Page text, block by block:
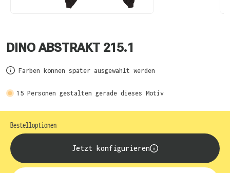
DINO ABSTRAKT 215.1
Farben können später ausgewählt werden
15 Personen gestalten gerade dieses Motiv
Bestelloptionen
Jetzt konfigurieren